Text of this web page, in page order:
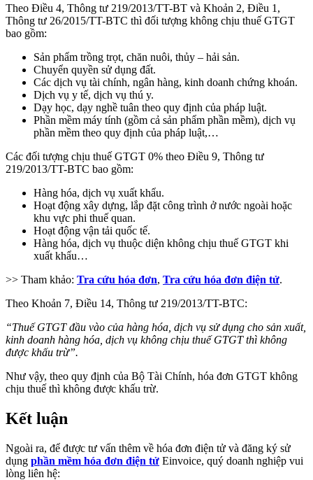
Theo Điều 4, Thông tư 219/2013/TT-BT và Khoản 2, Điều 1,
Thông tư 26/2015/TT-BTC thì đối tượng không chịu thuế GTGT
bao gồm:
Sản phẩm trồng trọt, chăn nuôi, thủy – hải sản.
Chuyển quyền sử dụng đất.
Các dịch vụ tài chính, ngân hàng, kinh doanh chứng khoán.
Dịch vụ y tế, dịch vụ thú y.
Dạy học, dạy nghề tuân theo quy định của pháp luật.
Phần mềm máy tính (gồm cả sản phẩm phần mềm), dịch vụ
phần mềm theo quy định của pháp luật,…
Các đối tượng chịu thuế GTGT 0% theo Điều 9, Thông tư
219/2013/TT-BTC bao gồm:
Hàng hóa, dịch vụ xuất khẩu.
Hoạt động xây dựng, lắp đặt công trình ở nước ngoài hoặc
khu vực phi thuế quan.
Hoạt động vận tải quốc tế.
Hàng hóa, dịch vụ thuộc diện không chịu thuế GTGT khi
xuất khẩu…
>> Tham khảo: Tra cứu hóa đơn, Tra cứu hóa đơn điện tử.
Theo Khoản 7, Điều 14, Thông tư 219/2013/TT-BTC:
“Thuế GTGT đầu vào của hàng hóa, dịch vụ sử dụng cho sản xuất,
kinh doanh hàng hóa, dịch vụ không chịu thuế GTGT thì không
được khấu trừ”.
Như vậy, theo quy định của Bộ Tài Chính, hóa đơn GTGT không
chịu thuế thì không được khấu trừ.
Kết luận
Ngoài ra, để được tư vấn thêm về hóa đơn điện tử và đăng ký sử
dụng phần mềm hóa đơn điện tử Einvoice, quý doanh nghiệp vui
lòng liên hệ: